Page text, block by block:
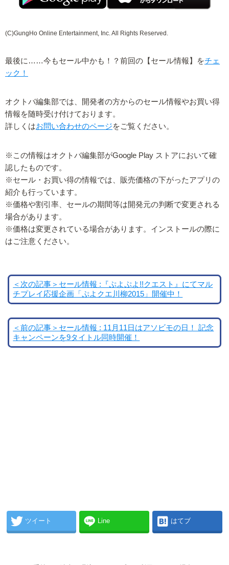
(C)GungHo Online Entertainment, Inc. All Rights Reserved.
最後に……今もセール中かも！？前回の【セール情報】をチェ
ック！
オクトバ編集部では、開発者の方からのセール情報やお買い得
情報を随時受け付けております。
詳しくはお問い合わせのページをご覧ください。
※この情報はオクトバ編集部がGoogle Play ストアにおいて確
認したものです。
※セール・お買い得の情報では、販売価格の下がったアプリの
紹介も行っています。
※価格や割引率、セールの期間等は開発元の判断で変更される
場合があります。
※価格は変更されている場合があります。インストールの際に
はご注意ください。
＜次の記事＞セール情報 :『ぷよぷよ!!クエスト』にてマル
チプレイ応援企画「ぷよクエ川柳2015」開催中！
＜前の記事＞セール情報 : 11月11日はアソビモの日！ 記念
キャンペーンを9タイトル同時開催！
ツイート Line はてブ